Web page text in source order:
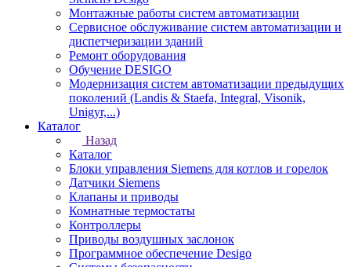
Монтажные работы систем автоматизации
Сервисное обслуживание систем автоматизации и
диспетчеризации зданий
Ремонт оборудования
Обучение DESIGO
Модернизация систем автоматизации предыдущих
поколений (Landis & Staefa, Integral, Visonik,
Unigyr,...)
Каталог
Назад
Каталог
Блоки управления Siemens для котлов и горелок
Датчики Siemens
Клапаны и приводы
Комнатные термостаты
Контроллеры
Приводы воздушных заслонок
Программное обеспечение Desigo